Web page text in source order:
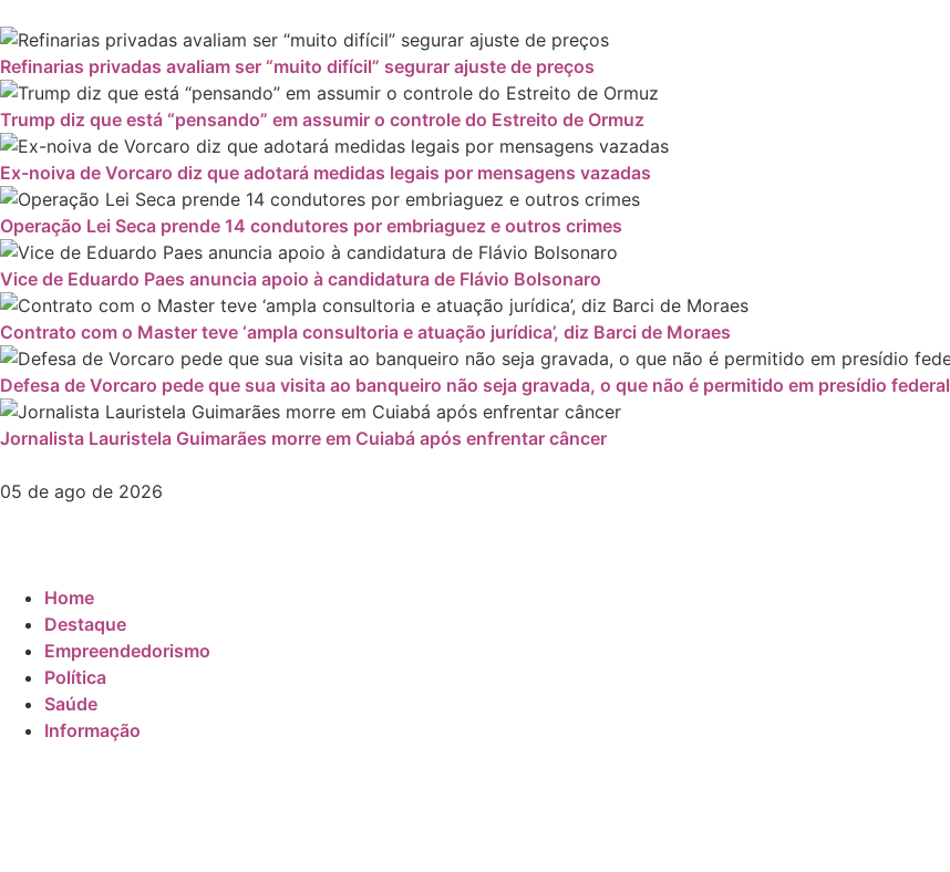
Refinarias privadas avaliam ser “muito difícil” segurar ajuste de preços
Trump diz que está “pensando” em assumir o controle do Estreito de Ormuz
Ex-noiva de Vorcaro diz que adotará medidas legais por mensagens vazadas
Operação Lei Seca prende 14 condutores por embriaguez e outros crimes
Vice de Eduardo Paes anuncia apoio à candidatura de Flávio Bolsonaro
Contrato com o Master teve ‘ampla consultoria e atuação jurídica’, diz Barci de Moraes
Defesa de Vorcaro pede que sua visita ao banqueiro não seja gravada, o que não é permitido em presídio federal
Jornalista Lauristela Guimarães morre em Cuiabá após enfrentar câncer
05 de ago de 2026
Home
Destaque
Empreendedorismo
Política
Saúde
Informação